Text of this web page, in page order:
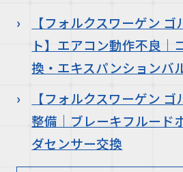
【フォルクスワーゲン
ト】エアコン動作不良｜
換・エキスパンションバ
【フォルクスワーゲン
整備｜ブレーキフルード
ダセンサー交換